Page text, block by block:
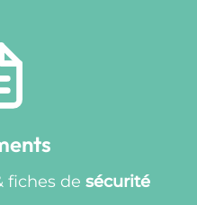
fiches de sécurité